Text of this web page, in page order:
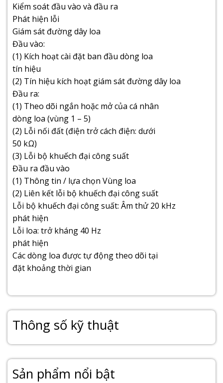
Kiểm soát đầu vào và đầu ra
Phát hiện lỗi
Giám sát đường dây loa
Đầu vào:
(1) Kích hoạt cài đặt ban đầu dòng loa
tín hiệu
(2) Tín hiệu kích hoạt giám sát đường dây loa
Đầu ra:
(1) Theo dõi ngắn hoặc mở của cá nhân
dòng loa (vùng 1 – 5)
(2) Lỗi nối đất (điện trở cách điện: dưới
50 kΩ)
(3) Lỗi bộ khuếch đại công suất
Đầu ra đầu vào
(1) Thông tin / lựa chọn Vùng loa
(2) Liên kết lỗi bộ khuếch đại công suất
Lỗi bộ khuếch đại công suất: Âm thử 20 kHz
phát hiện
Lỗi loa: trở kháng 40 Hz
phát hiện
Các dòng loa được tự động theo dõi tại
đặt khoảng thời gian
Thông số kỹ thuật
Sản phẩm nổi bật